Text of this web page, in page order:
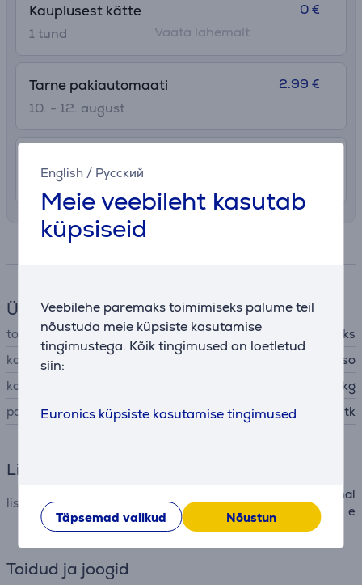
English / Русский
Meie veebileht kasutab
küpsiseid
Veebilehe paremaks toimimiseks palume teil
nõustuda meie küpsiste kasutamise
tingimustega. Kõik tingimused on loetletud
siin:
Euronics küpsiste kasutamise tingimused
Täpsemad valikud Nõustun
Kauplusest kätte
1 tund
0 €
Vaata lähemalt
Tarne pakiautomaati
10. - 12. august
2.99 €
10. - 12. august
Üldine parameeter
tootja
Starbucks
kohvi / tee tüüp
kohvikapslid - Nespresso
kogus
0,0051 kg
pakis
10 tk
Lisatarvik
lisatarviku tüüp
lisatarvik kapselkohvimasinal
e
Toidud ja joogid